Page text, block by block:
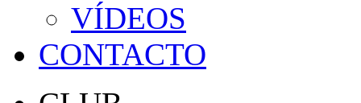
VÍDEOS
CONTACTO